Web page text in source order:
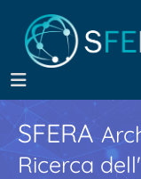
SFERA
Ricerca